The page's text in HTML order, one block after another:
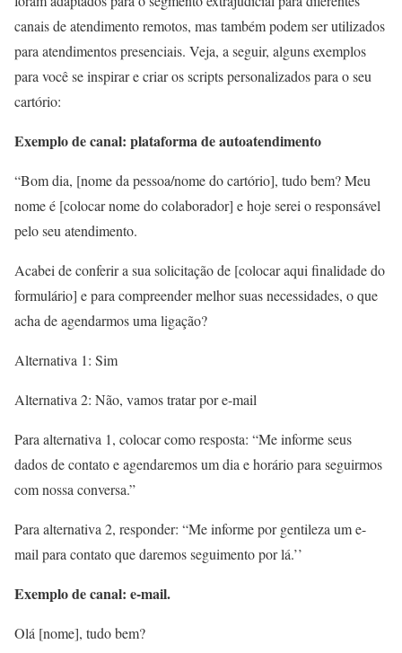
canais de atendimento remotos, mas também podem ser utilizados
para atendimentos presenciais. Veja, a seguir, alguns exemplos
para você se inspirar e criar os scripts personalizados para o seu
cartório:
Exemplo de canal: plataforma de autoatendimento
“Bom dia, [nome da pessoa/nome do cartório], tudo bem? Meu
nome é [colocar nome do colaborador] e hoje serei o responsável
pelo seu atendimento.
Acabei de conferir a sua solicitação de [colocar aqui finalidade do
formulário] e para compreender melhor suas necessidades, o que
acha de agendarmos uma ligação?
Alternativa 1: Sim
Alternativa 2: Não, vamos tratar por e-mail
Para alternativa 1, colocar como resposta: “Me informe seus
dados de contato e agendaremos um dia e horário para seguirmos
com nossa conversa.”
Para alternativa 2, responder: “Me informe por gentileza um e-
mail para contato que daremos seguimento por lá.’’
Exemplo de canal: e-mail.
Olá [nome], tudo bem?